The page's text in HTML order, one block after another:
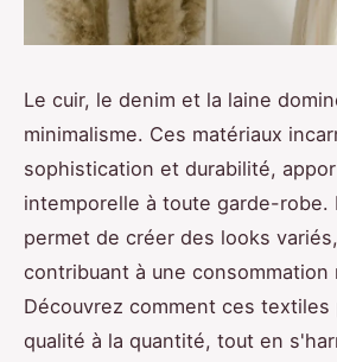
Le cuir, le denim et la laine
minimalisme. Ces matériaux
sophistication et durabilité,
intemporelle à toute garde-robe.
permet de créer des looks
contribuant à une consommation
Découvrez comment ces textiles
qualité à la quantité, tout en